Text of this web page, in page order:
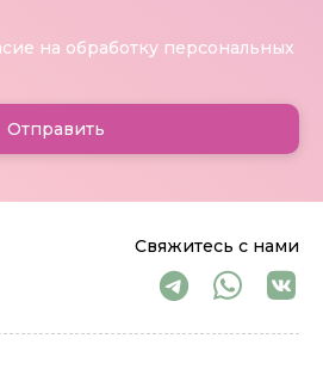
Свяжитесь с нами
на обработку персональных
Отправить